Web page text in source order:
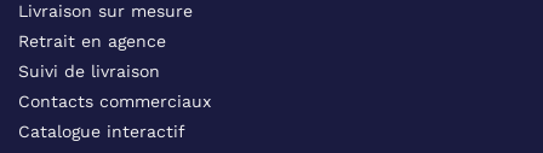
Livraison sur mesure
Retrait en agence
Suivi de livraison
Contacts commerciaux
Catalogue interactif